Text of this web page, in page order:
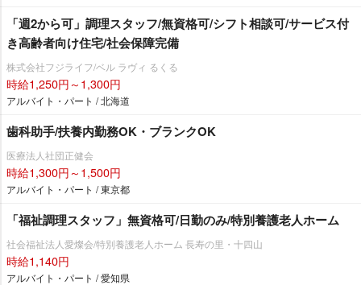
「週2から可」調理スタッフ/無資格可/シフト相談可/サービス付
き高齢者向け住宅/社会保障完備
株式会社フジライフ/ベル ラヴィ るくる
時給1,250円～1,300円
アルバイト・パート / 北海道
歯科助手/扶養内勤務OK・ブランクOK
医療法人社団正健会
時給1,300円～1,500円
アルバイト・パート / 東京都
「福祉調理スタッフ」無資格可/日勤のみ/特別養護老人ホーム
社会福祉法人愛燦会/特別養護老人ホーム 長寿の里・十四山
時給1,140円
アルバイト・パート / 愛知県